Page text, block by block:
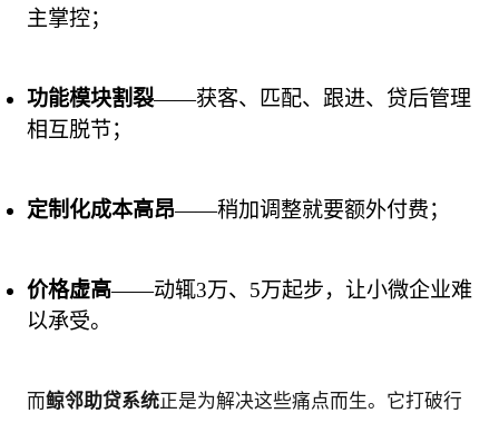
主掌控；
功能模块割裂——获客、匹配、跟进、贷后管理
相互脱节；
定制化成本高昂——稍加调整就要额外付费；
价格虚高——动辄3万、5万起步，让小微企业难
以承受。
而鲸邻助贷系统正是为解决这些痛点而生。它打破行